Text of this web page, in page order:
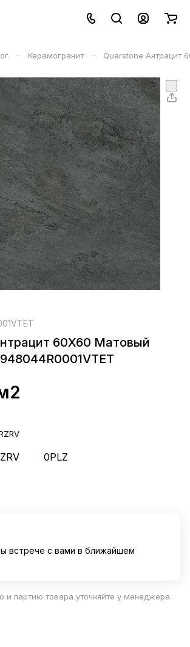
– Керамогранит – Quarstone Антрацит
60X60 Матовый
0PLZ
встрече с вами в ближайшем
и партию товара уточняйте у менеджера.